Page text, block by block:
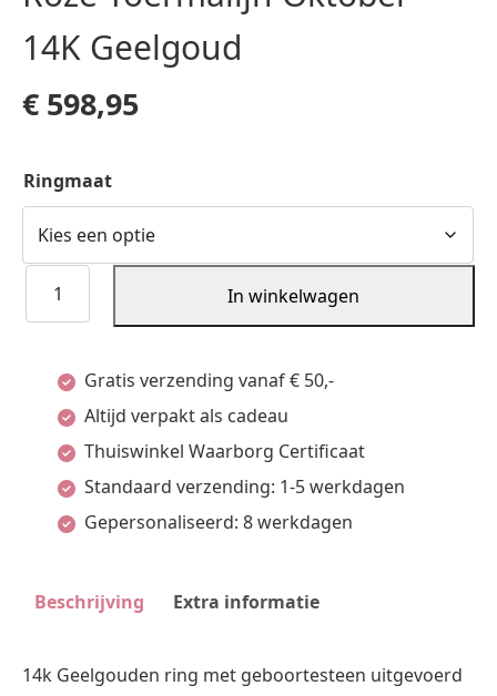
14K Geelgoud
€ 598,95
Ringmaat
Ring
Met
Roze
Toermalijn
Oktober
Geelgoud
In winkelwagen
Gratis verzending vanaf € 50,-
Altijd verpakt als cadeau
Thuiswinkel Waarborg Certificaat
Standaard verzending: 1-5 werkdagen
Gepersonaliseerd: 8 werkdagen
Beschrijving Extra informatie
14k Geelgouden ring met geboortesteen uitgevoerd